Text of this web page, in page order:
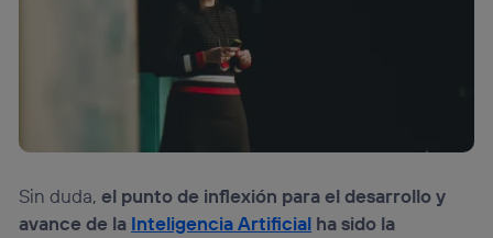
Sin duda, el punto de inflexión para el desarrollo y
avance de la Inteligencia Artificial ha sido la